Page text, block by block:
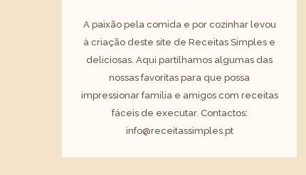
A paixão pela comida e por cozinhar levou
à criação deste site de Receitas Simples e
deliciosas. Aqui partilhamos algumas das
nossas favoritas para que possa
impressionar familia e amigos com receitas
fáceis de executar. Contactos:
info@receitassimples.pt